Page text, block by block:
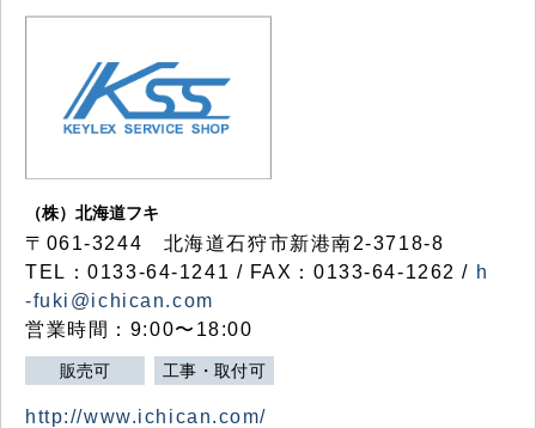
（株）北海道フキ
〒061-3244 北海道石狩市新港南2-3718-8
TEL：0133-64-1241 / FAX：0133-64-1262 / h
-fuki@ichican.com
営業時間：9:00〜18:00
販売可 工事・取付可
http://www.ichican.com/